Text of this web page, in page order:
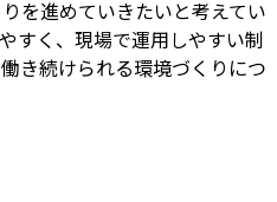
を進めていきたいと考えてい
すく、現場で運用しやすい制
き続けられる環境づくりにつ